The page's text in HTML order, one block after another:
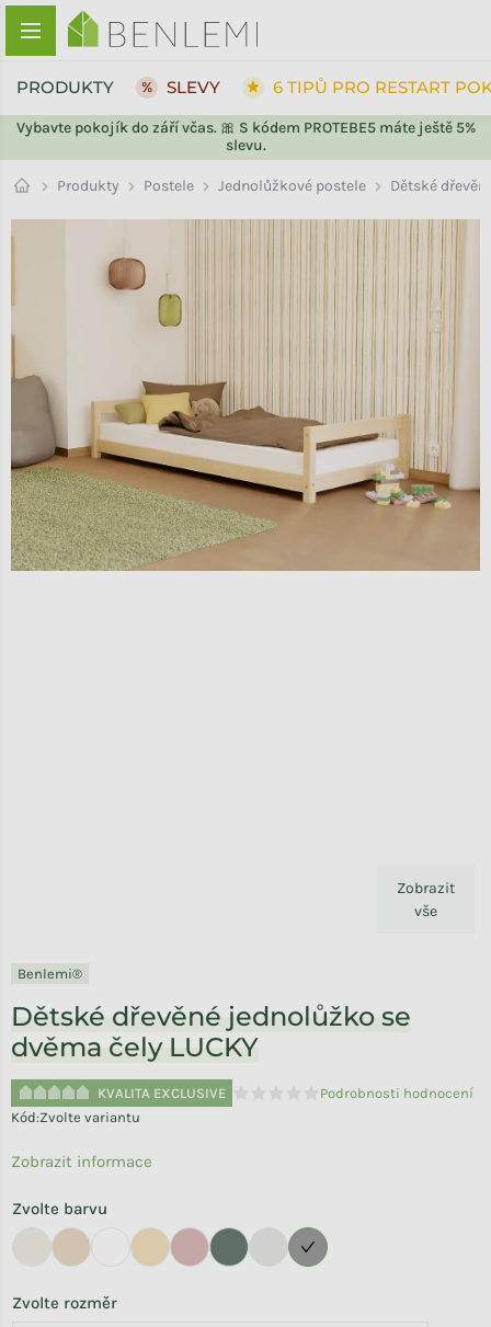
Přejít na obsah
Vybavte pokojík do září včas. 🎀 S kódem PROTEBE5 máte ještě 5%
slevu.
PRODUKTY SLEVY 6 TIPŮ PRO RESTART
Produkty Postele Jednolůžkové postele Dětské
Zobrazit
vše
Benlemi®
Dětské dřevěné jednolůžko se
dvěma čely LUCKY
KVALITA EXCLUSIVE
Průměrné hodnocení produktu
Podrobnosti hodnocení
Kód:Zvolte variantu
Zvolte barvu
Zvolte rozměr
Zobrazit informace
ZPĚT DO OBCHODU